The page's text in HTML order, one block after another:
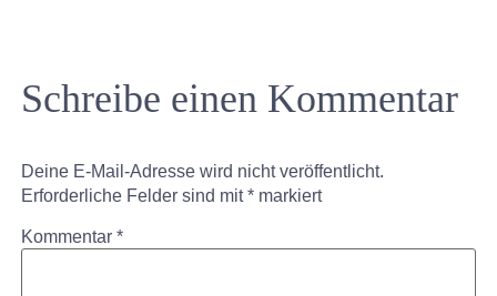
Schreibe einen Kommentar
Deine E-Mail-Adresse wird nicht veröffentlicht.
Erforderliche Felder sind mit*markiert
Kommentar *